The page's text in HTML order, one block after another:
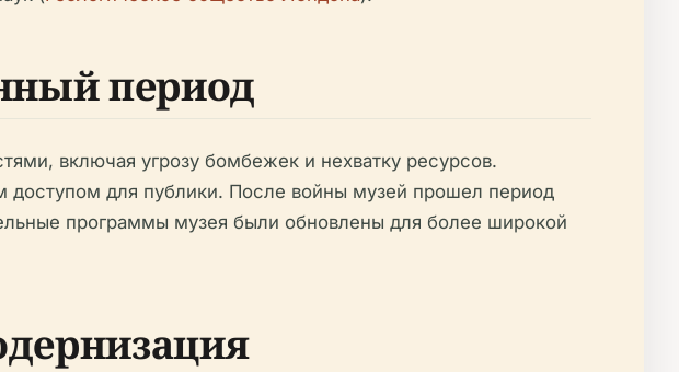
период
включая угрозу бомбежек и нехватку ресурсов.
доступом для публики. После войны музей прошел период
программы музея были обновлены для более широкой